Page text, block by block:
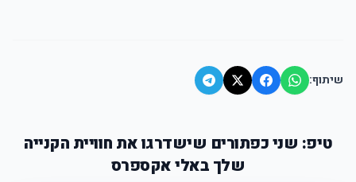
שיתוף:
טיפ: שני כפתורים שישדרגו את חוויית הקנייה
שלך באלי אקספרס